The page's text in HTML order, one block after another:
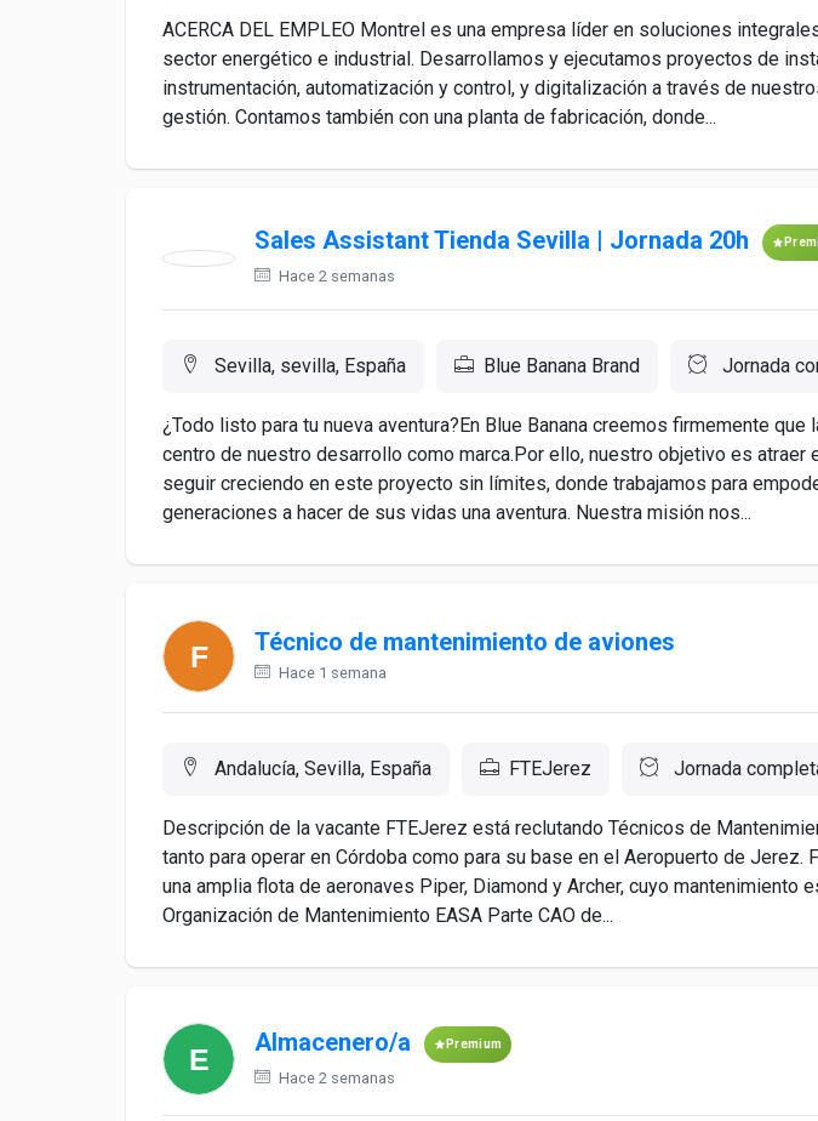
ACERCA DEL EMPLEO Montrel es una empresa líder en soluciones
sector energético e industrial. Desarrollamos y ejecutamos proyectos de
instrumentación, automatización y control, y digitalización a través de
gestión. Contamos también con una planta de fabricación, donde...
Sales Assistant Tienda Sevilla | Jornada 20h
Hace 2 semanas
Sevilla, sevilla, España Blue Banana Brand Jornada
¿Todo listo para tu nueva aventura?En Blue Banana creemos firmemente
centro de nuestro desarrollo como marca.Por ello, nuestro objetivo es atraer
seguir creciendo en este proyecto sin límites, donde trabajamos para
generaciones a hacer de sus vidas una aventura. Nuestra misión nos...
Técnico de mantenimiento de aviones
Hace 1 semana
Andalucía, Sevilla, España FTEJerez Jornada
Descripción de la vacante FTEJerez está reclutando Técnicos de
tanto para operar en Córdoba como para su base en el Aeropuerto de Jerez.
una amplia flota de aeronaves Piper, Diamond y Archer, cuyo mantenimiento
Organización de Mantenimiento EASA Parte CAO de...
Almacenero/a Premium
Hace 2 semanas